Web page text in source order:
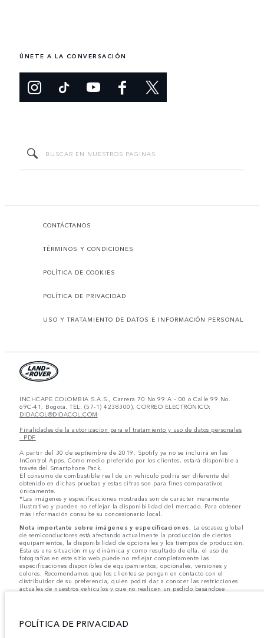
ÚNETE A LA CONVERSACIÓN
CONTÁCTANOS
TÉRMINOS Y CONDICIONES
POLÍTICA DE COOKIES
POLÍTICA DE PRIVACIDAD
USO Y TRATAMIENTO DE DATOS E INFORMACIÓN PERSONAL
INCHCAPE COLOMBIA S.A.S., Carrera 70 No 99 A – 00 o Calle 99 No.
69C-41, Bogotá. TEL: (57-1) 4238300), CORREO ELECTRÓNICO:
DIDACOL@DIDACOL.COM
Finalidades de la autorizacion para el tratamiento y uso de datos personales
- PDF
A partir del 30 de septiembre de 2019, Spotify ya no se incluirá en las
InControl Apps. Como medio preferido por los clientes, estará disponible a
través del Smartphone Pack.
El consumo de combustible real de un vehículo podría ser diferente del
obtenido en dichas pruebas y estas cifras son para fines comparativos
únicamente.
*Las imágenes y especificaciones mostradas son de carácter meramente
ilustrativo y pueden no reflejar la disponibilidad del mercado. Para obtener
más información consulte su concesionario local.
Nota importante sobre imágenes y especificaciones.
La escasez global
de semiconductores está afectando actualmente la producción de ciertos
equipamientos, la disponibilidad de opcionales y los tiempos de producción.
Esta es una situación muy dinámica y como resultado de ella, el uso de
fotografías en este sitio web puede no reflejar completamente las
especificaciones disponibles de equipamientos, opcionales, versiones y
colores. Recomendamos que los clientes se pongan en contacto con el
distribuidor de su preferencia, quien podrá dar a conocer las restricciones
actuales de nuestros vehículos y que no realicen un pedido basándose
las especificaciones, el diseño y la producción de sus vehículos, piezas y
accesorios, por lo que se producen modificaciones de forma continua y sin
POLÍTICA DE PRIVACIDAD